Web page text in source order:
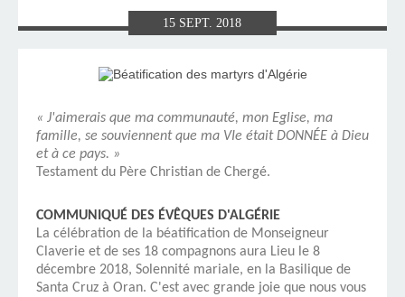
15 SEPT.2018
« J'aimerais que ma communauté, mon Eglise, ma
famille, se souviennent que ma VIe était DONNÉE à Dieu
et à ce pays. »
Testament du Père Christian de Chergé.
COMMUNIQUÉ DES ÉVÊQUES D'ALGÉRIE
La célébration de la béatification de Monseigneur
Claverie et de ses 18 compagnons aura Lieu le 8
décembre 2018, Solennité mariale, en la Basilique de
Santa Cruz à Oran. C'est avec grande joie que nous vous